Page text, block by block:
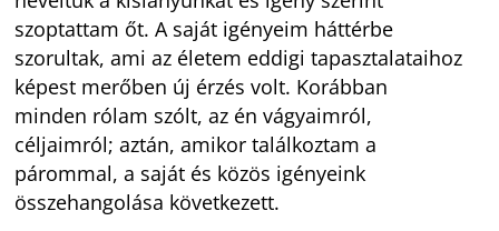
szoptattam őt. A saját igényeim háttérbe
szorultak, ami az életem eddigi tapasztalataihoz
képest merőben új érzés volt. Korábban
minden rólam szólt, az én vágyaimról,
céljaimról; aztán, amikor találkoztam a
párommal, a saját és közös igényeink
összehangolása következett.